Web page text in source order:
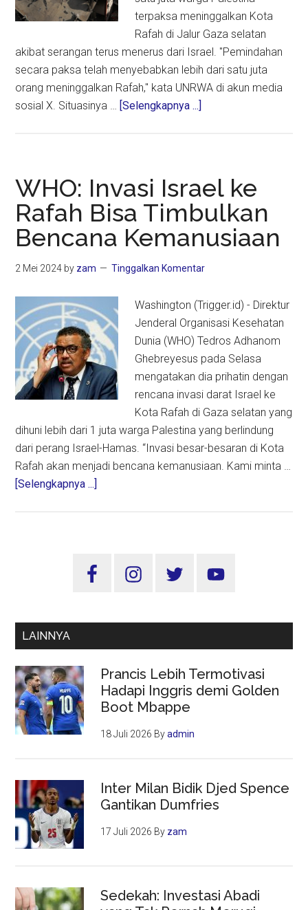
terpaksa meninggalkan Kota
Rafah di Jalur Gaza selatan
akibat serangan terus menerus dari Israel. "Pemindahan
secara paksa telah menyebabkan lebih dari satu juta
orang meninggalkan Rafah," kata UNRWA di akun media
sosial X. Situasinya … [Selengkapnya ...]
Juta
Lebih
Warga
Palestina
Mengungsi
Rafah
WHO: Invasi Israel ke
Rafah Bisa Timbulkan
Bencana Kemanusiaan
2 Mei 2024 by zam Tinggalkan Komentar
Washington (Trigger.id) - Direktur
Jenderal Organisasi Kesehatan
Dunia (WHO) Tedros Adhanom
Ghebreyesus pada Selasa
mengatakan dia prihatin dengan
rencana invasi darat Israel ke
Kota Rafah di Gaza selatan yang
dihuni lebih dari 1 juta warga Palestina yang berlindung
dari perang Israel-Hamas. “Invasi besar-besaran di Kota
Rafah akan menjadi bencana kemanusiaan. Kami minta …
[Selengkapnya ...]
Rafah
Bencana
Sidebar
LAINNYA
Prancis Lebih Termotivasi
Hadapi Inggris demi Golden
Boot Mbappe
18 Juli 2026 Byadmin
Inter Milan Bidik Djed Spence
Gantikan Dumfries
17 Juli 2026 By zam
Sedekah: Investasi Abadi